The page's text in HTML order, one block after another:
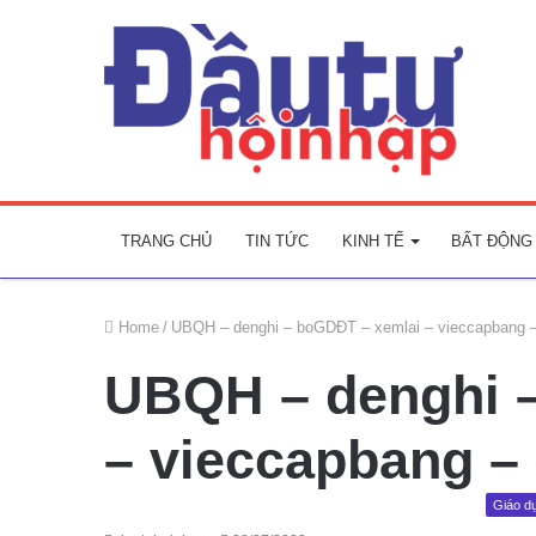
TRANG CHỦ TIN TỨC KINH TẾ BẤT ĐỘNG
Home / UBQH – denghi – boGDĐT – xemlai – vieccapbang
UBQH – denghi
– vieccapbang
Giáo